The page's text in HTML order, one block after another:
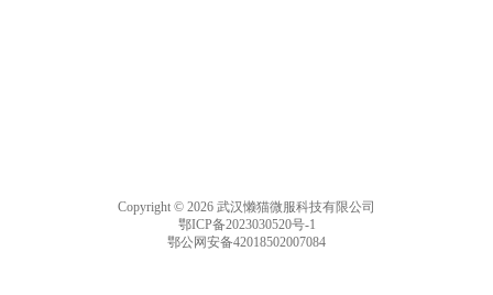
Copyright © 2026 武汉懒猫微服科技有限公司
鄂ICP备2023030520号-1
鄂公网安备42018502007084